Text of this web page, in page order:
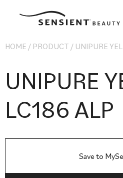
Sensient
HOME / PRODUCT / UNIPURE
UNIPURE
LC186 ALP
Save to